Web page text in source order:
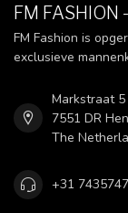
FM FASHION
FM Fashion is
exclusieve
Markstraat 5
7551 DR
The
+31